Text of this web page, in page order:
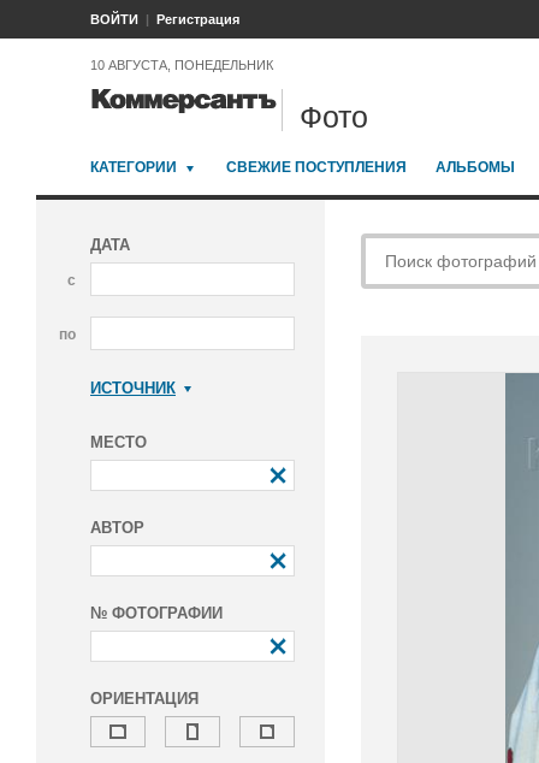
ВОЙТИ Регистрация
10 АВГУСТА, ПОНЕДЕЛЬНИК
Фото
КАТЕГОРИИ СВЕЖИЕ ПОСТУПЛЕНИЯ АЛЬБОМЫ
ДАТА
с
по
ИСТОЧНИК
МЕСТО
АВТОР
№ ФОТОГРАФИИ
ОРИЕНТАЦИЯ